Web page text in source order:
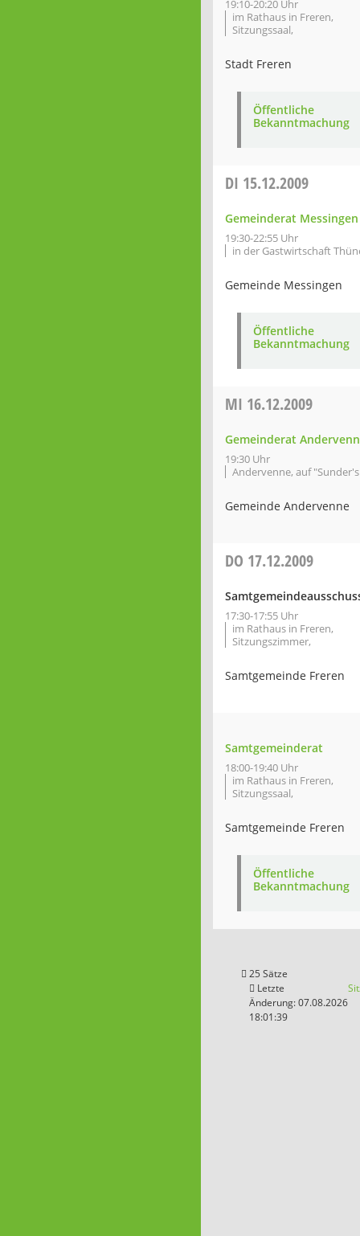
19:10-20:20 Uhr
im Rathaus in Freren,
Sitzungssaal,
Stadt Freren
Öffentliche
Bekanntmachung
DI 15.12.2009
Gemeinderat Messingen
19:30-22:55 Uhr
in der Gastwirtschaft
Gemeinde Messingen
Öffentliche
Bekanntmachung
MI 16.12.2009
Gemeinderat
19:30 Uhr
Andervenne, auf
Gemeinde Andervenne
DO 17.12.2009
17:30-17:55 Uhr
im Rathaus in Freren,
Sitzungszimmer,
Samtgemeinde Freren
Samtgemeinderat
18:00-19:40 Uhr
im Rathaus in Freren,
Sitzungssaal,
Samtgemeinde Freren
Öffentliche
Bekanntmachung
25 Sätze
Letzte
Änderung: 07.08.2026
18:01:39